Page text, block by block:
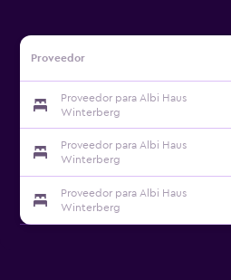
Proveedor
Proveedor para Albi Haus
Winterberg
Proveedor para Albi Haus
Winterberg
Proveedor para Albi Haus
Winterberg